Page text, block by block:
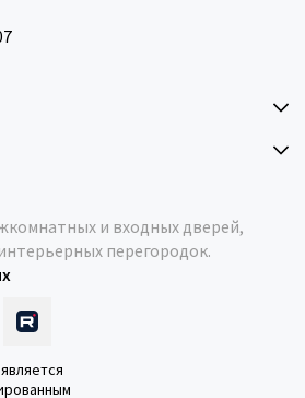
и входных дверей,
перегородок.